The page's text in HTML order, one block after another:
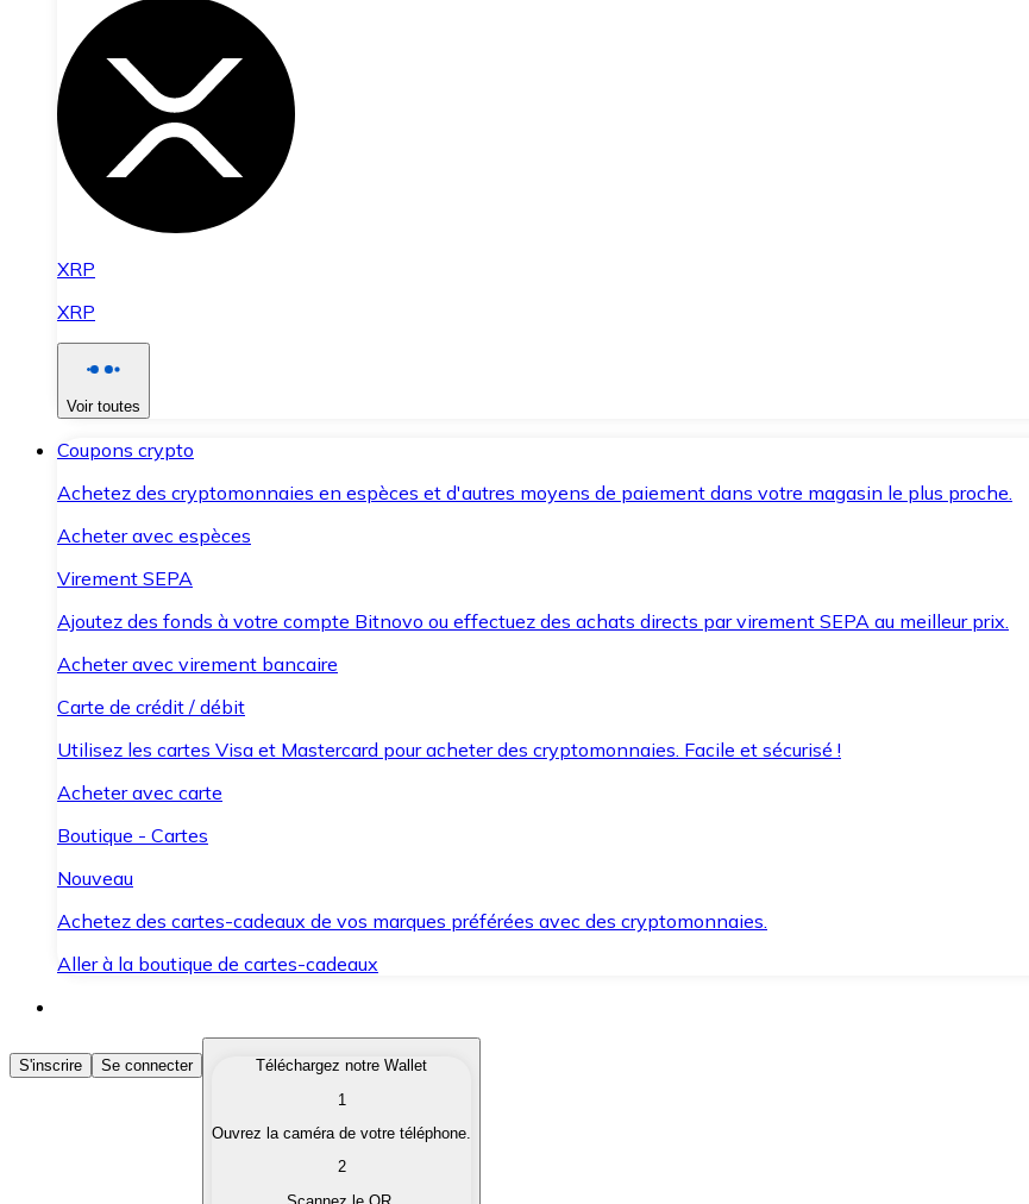
XRP
XRP
Voir toutes
Coupons crypto
Achetez des cryptomonnaies en espèces et d'autres moyens de paiement dans votre magasin le plus proche.
Acheter avec espèces
Virement SEPA
Ajoutez des fonds à votre compte Bitnovo ou effectuez des achats directs par virement SEPA au meilleur prix.
Acheter avec virement bancaire
Carte de crédit / débit
Utilisez les cartes Visa et Mastercard pour acheter des cryptomonnaies. Facile et sécurisé !
Acheter avec carte
Boutique - Cartes
Nouveau
Achetez des cartes-cadeaux de vos marques préférées avec des cryptomonnaies.
Aller à la boutique de cartes-cadeaux
Acheter des Cryptomonnaies
Achetez les cryptomonnaies qui vous intéressent rapidement et en toute sécurité.
Convertissez vos cryptomonnaies en monnaie fiduciaire lorsque vous en avez besoin.
S'inscrire Se connecter
Téléchargez notre Wallet
1
Ouvrez la caméra de votre téléphone.
2